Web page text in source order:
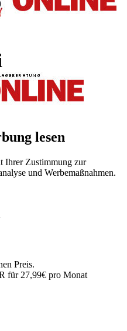
lesen
Ihrer Zustimmung zur
und Werbemaßnahmen.
Preis.
für 27,99€ pro Monat